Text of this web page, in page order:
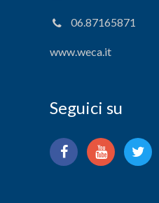
06.87165871
www.weca.it
Seguici su